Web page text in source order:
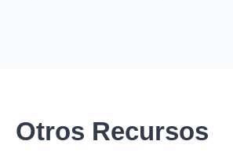
Otros Recursos